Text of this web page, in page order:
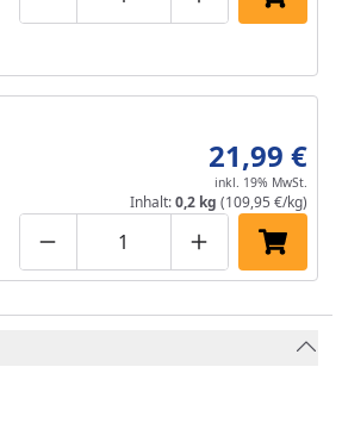
Produktmenge um eins
Produktmenge manuell
Produktmenge
In den
Produktmenge um eins
Produktmenge manuell
Produktmenge
In den
21,99 €
inkl. 19% MwSt.
Inhalt:0,2 kg (109,95 €/kg)